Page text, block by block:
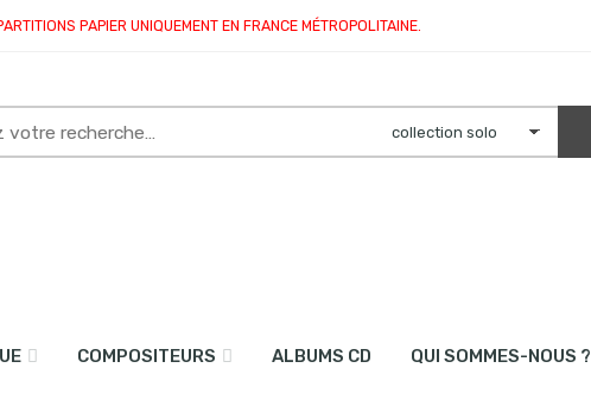
PAPIER UNIQUEMENT EN FRANCE MÉTROPOLITAINE.
COMPOSITEURS ALBUMS CD QUI SOMMES-NOUS ?